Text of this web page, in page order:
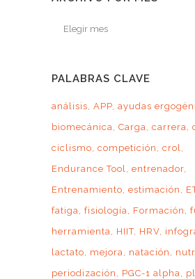
Archivo
PALABRAS CLAVE
análisis APP ayudas
biomecánica
Carga carrera
ciclismo competición
crol
Endurance Tool
entrenador
Entrenamiento estimación
fatiga
fisiología Formación
herramienta
HIIT HRV
lactato
mejora natación
periodización
PGC-1 alpha